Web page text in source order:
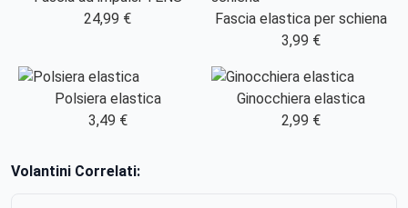
24,99 €
Fascia elastica per schiena
3,99 €
Polsiera elastica
3,49 €
Ginocchiera elastica
2,99 €
Volantini Correlati: